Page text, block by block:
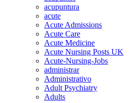
acupuntura
acute
Acute Admissions
Acute Care
Acute Medicine
Acute Nursing Posts UK
Acute-Nursing-Jobs
administrar
Administrativo
Adult Psychiatry
Adults